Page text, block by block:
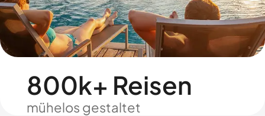
800k+ Reisen
mühelos gestaltet